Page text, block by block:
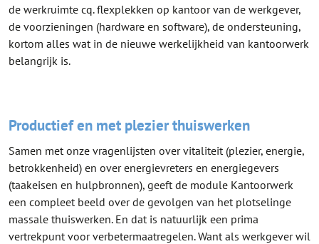
de werkruimte cq. flexplekken op kantoor van de werkgever,
de voorzieningen (hardware en software), de ondersteuning,
kortom alles wat in de nieuwe werkelijkheid van kantoorwerk
belangrijk is.
Productief en met plezier thuiswerken
Samen met onze vragenlijsten over vitaliteit (plezier, energie,
betrokkenheid) en over energievreters en energiegevers
(taakeisen en hulpbronnen), geeft de module Kantoorwerk
een compleet beeld over de gevolgen van het plotselinge
massale thuiswerken. En dat is natuurlijk een prima
vertrekpunt voor verbetermaatregelen. Want als werkgever wil